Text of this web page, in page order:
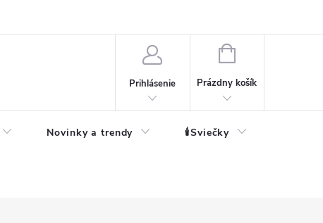
informácie
Prihlásenie
NÁKUPNÝ
Prázdny košík
Novinky a trendy 🕯️Sviečky